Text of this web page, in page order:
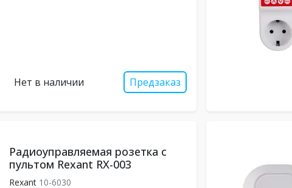
Нет в наличии Предзаказ
Радиоуправляемая розетка c
пультом Rexant RX-003
Rexant10-6030